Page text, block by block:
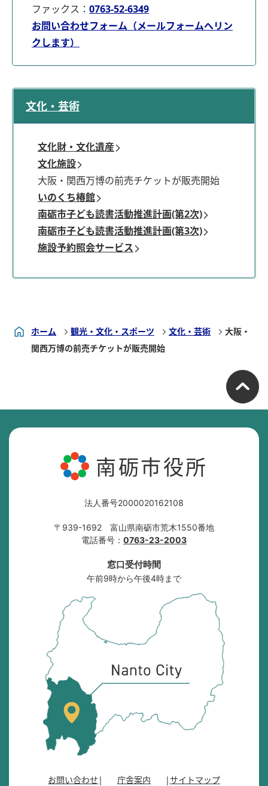
ファックス： 0763-52-6349
お問い合わせフォーム（メールフォームへリン
クします）
文化・芸術
文化財・文化遺産
文化施設
大阪・関西万博の前売チケットが販売開始
いのくち椿館
南砺市子ども読書活動推進計画(第2次)
南砺市子ども読書活動推進計画(第3次)
施設予約照会サービス
ホーム 観光・文化・スポーツ 文化・芸術
大阪・
関西万博の前売チケットが販売開始
南砺市役所
法人番号2000020162108
〒939-1692 富山県南砺市荒木1550番地
電話番号： 0763-23-2003
窓口受付時間
午前9時から午後4時まで
位
置
を
記
し
た
地
。
お問い合わせ 庁舎案内 サイトマップ